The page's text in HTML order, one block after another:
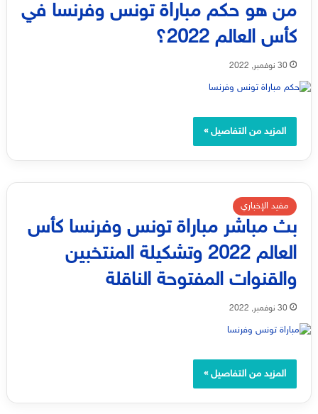
من هو حكم مباراة تونس وفرنسا في
كأس العالم 2022؟
30 نوفمبر, 2022
المزيد من التفاصيل »
مفيد الإخباري
بث مباشر مباراة تونس وفرنسا كأس
العالم 2022 وتشكيلة المنتخبين
والقنوات المفتوحة الناقلة
30 نوفمبر, 2022
المزيد من التفاصيل »